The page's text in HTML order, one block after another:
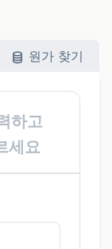
원가 찾기
하고
세요